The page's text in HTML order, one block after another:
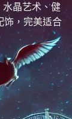
水晶艺术、健
饰，完美适合